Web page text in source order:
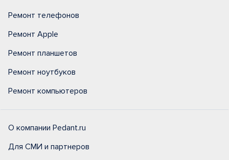
Ремонт телефонов
Ремонт Apple
Ремонт планшетов
Ремонт ноутбуков
Ремонт компьютеров
О компании Pedant.ru
Для СМИ и партнеров